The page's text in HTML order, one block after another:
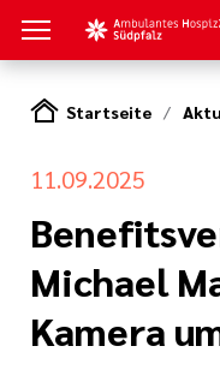
des
und
Förderverein
Startseite
11.09.2025
Michael
Kamera